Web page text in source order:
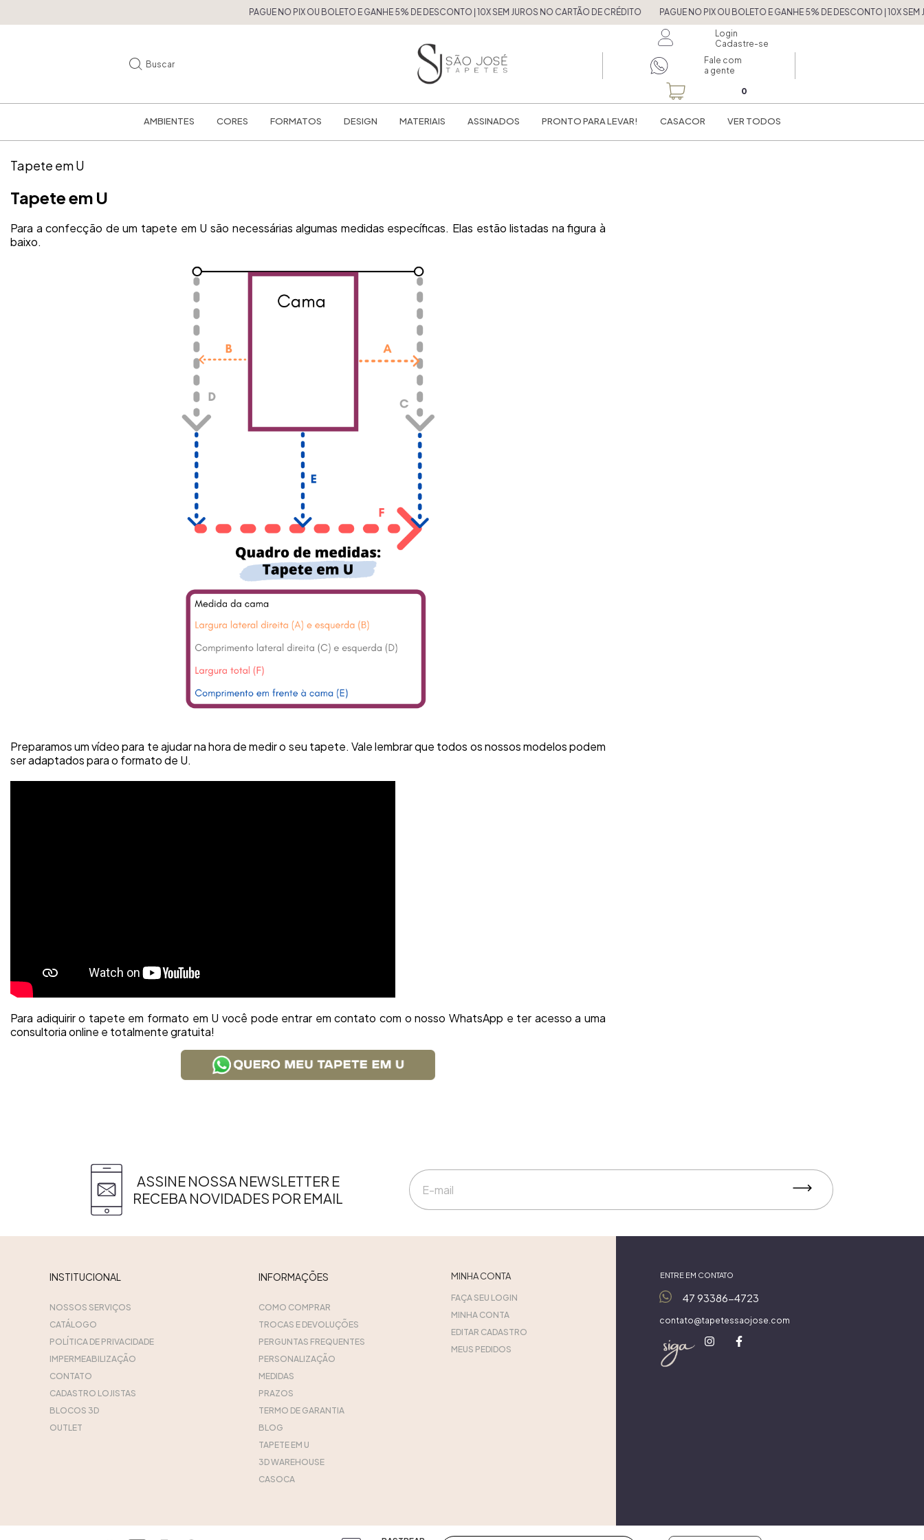
PAGUE NO PIX OU BOLETO E GANHE 5% DE DESCONTO | 10X SEM JUROS NO CARTÃO DE CRÉDITO PAGUE NO PIX OU BOLETO E GANHE 5% DE DESCONTO | 10X SEM
Buscar
Login
Cadastre-se
Fale com
a gente
0
AMBIENTES CORES FORMATOS DESIGN MATERIAIS ASSINADOS PRONTO PARA LEVAR! CASACOR VER TODOS
Tapete em U
Tapete em U
Para a confecção de um tapete em U são necessárias algumas medidas específicas. Elas estão listadas na figura à
baixo.
Preparamos um vídeo para te ajudar na hora de medir o seu tapete. Vale lembrar que todos os nossos modelos podem
ser adaptados para o formato de U.
Para adiquirir o tapete em formato em U você pode entrar em contato com o nosso WhatsApp e ter acesso a uma
consultoria online e totalmente gratuita!
ASSINE NOSSA NEWSLETTER E
RECEBA NOVIDADES POR EMAIL
INSTITUCIONAL
NOSSOS SERVIÇOS
CATÁLOGO
POLÍTICA DE PRIVACIDADE
IMPERMEABILIZAÇÃO
CONTATO
CADASTRO LOJISTAS
BLOCOS 3D
OUTLET
INFORMAÇÕES
COMO COMPRAR
TROCAS E DEVOLUÇÕES
PERGUNTAS FREQUENTES
PERSONALIZAÇÃO
MEDIDAS
PRAZOS
TERMO DE GARANTIA
BLOG
TAPETE EM U
3D WAREHOUSE
CASOCA
MINHA CONTA
FAÇA SEU LOGIN
MINHA CONTA
EDITAR CADASTRO
MEUS PEDIDOS
ENTRE EM CONTATO
47 93386-4723
contato@tapetessaojose.com